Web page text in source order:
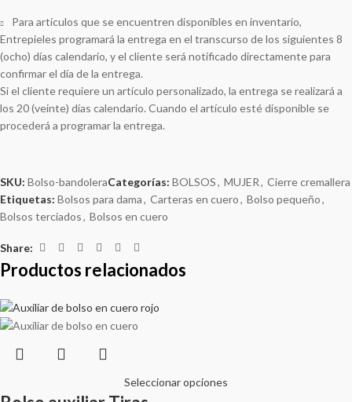
Para artículos que se encuentren disponibles en inventario,
Entrepieles programará la entrega en el transcurso de los siguientes 8
(ocho) días calendario, y el cliente será notificado directamente para
confirmar el día de la entrega.
Si el cliente requiere un artículo personalizado, la entrega se realizará a
los 20 (veinte) días calendario. Cuando el artículo esté disponible se
procederá a programar la entrega.
SKU: Bolso-bandoleraCategorías: BOLSOS, MUJER, Cierre cremallera
Etiquetas: Bolsos para dama, Carteras en cuero, Bolso pequeño,
Bolsos terciados, Bolsos en cuero
Share:
Productos relacionados
Seleccionar opciones